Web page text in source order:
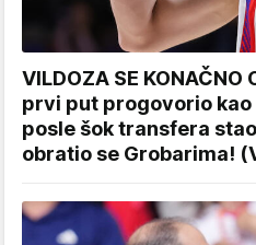
VILDOZA SE
prvi put progovorio
posle šok transfera
obratio se Grobarima!